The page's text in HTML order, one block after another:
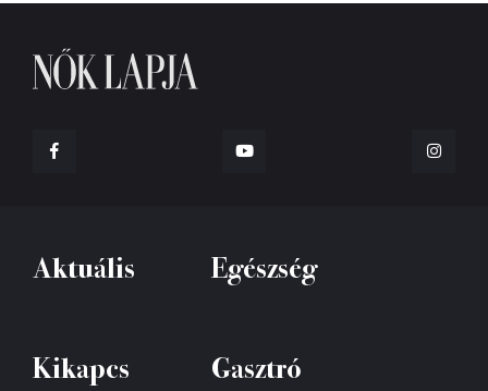
Aktuális Egészség
Kikapcs Gasztró